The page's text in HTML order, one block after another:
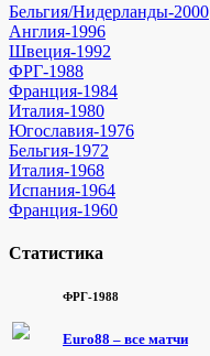
Бельгия/Нидерланды-2000
Англия-1996
Швеция-1992
ФРГ-1988
Франция-1984
Италия-1980
Югославия-1976
Бельгия-1972
Италия-1968
Испания-1964
Франция-1960
Статистика
ФРГ-1988
Euro88 – все матчи